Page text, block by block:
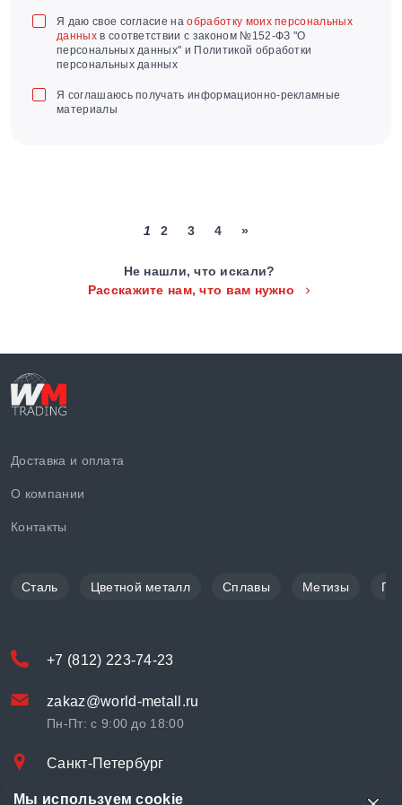
Я даю свое согласие наобработку моих персональных
данныхв соответствии с законом №152-ФЗ "О
персональных данных" и Политикой обработки
персональных данных
Я соглашаюсь получать информационно-рекламные
материалы
1 2 3 4 »
Не нашли, что искали?
Расскажите нам, что вам нужно
Доставка и оплата
О компании
Контакты
Сталь Цветной металл Сплавы Метизы
+7 (812) 223-74-23
zakaz@world-metall.ru
Пн-Пт: с 9:00 до 18:00
Санкт-Петербург
Мы используем cookie